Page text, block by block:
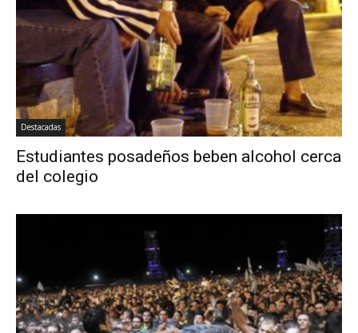
Destacadas
Estudiantes posadeños beben alcohol cerca
del colegio